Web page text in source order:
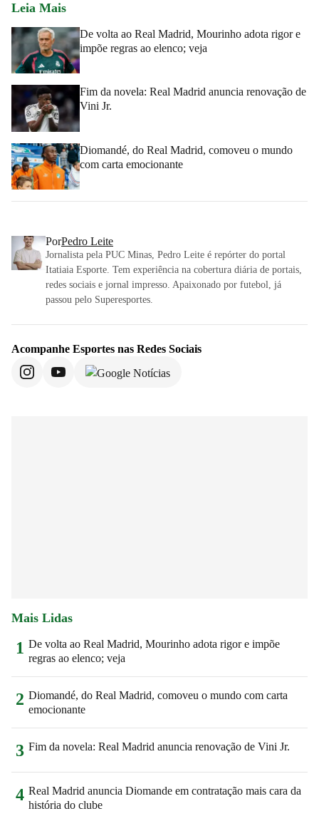
Leia Mais
De volta ao Real Madrid, Mourinho adota rigor e
impõe regras ao elenco; veja
Fim da novela: Real Madrid anuncia renovação de
Vini Jr.
Diomandé, do Real Madrid, comoveu o mundo
com carta emocionante
PorPedro Leite
Jornalista pela PUC Minas, Pedro Leite é repórter do portal
Itatiaia Esporte. Tem experiência na cobertura diária de portais,
redes sociais e jornal impresso. Apaixonado por futebol, já
passou pelo Superesportes.
Acompanhe Esportes nas Redes Sociais
Mais Lidas
1 De volta ao Real Madrid, Mourinho adota rigor e impõe
regras ao elenco; veja
2 Diomandé, do Real Madrid, comoveu o mundo com carta
emocionante
3 Fim da novela: Real Madrid anuncia renovação de Vini Jr.
4 Real Madrid anuncia Diomande em contratação mais cara da
história do clube